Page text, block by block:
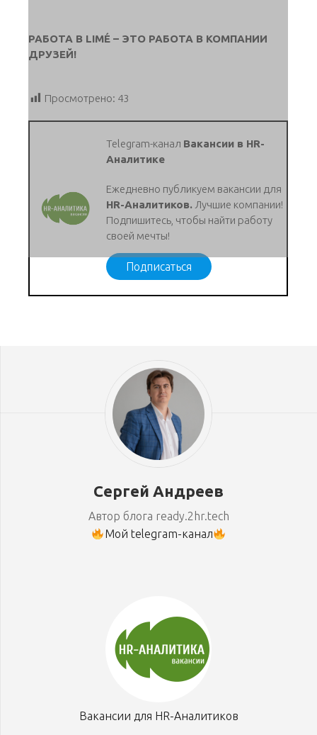
РАБОТА В LIMÉ – ЭТО РАБОТА В КОМПАНИИ
ДРУЗЕЙ!
Просмотрено: 43
Telegram-канал Вакансии в HR-
Аналитике
Ежедневно публикуем вакансии для
HR-Аналитиков. Лучшие компании!
Подпишитесь, чтобы найти работу
своей мечты!
Подписаться
Сергей Андреев
Автор блога ready.2hr.tech
Мой telegram-канал
Вакансии для HR-Аналитиков